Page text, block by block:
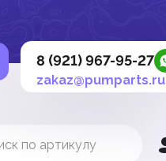
8 (921) 967-95-27
zakaz@pumparts.ru